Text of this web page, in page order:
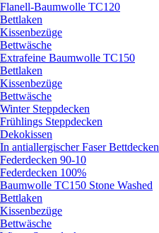
Flanell-Baumwolle TC120
Bettlaken
Kissenbezüge
Bettwäsche
Extrafeine Baumwolle TC150
Bettlaken
Kissenbezüge
Bettwäsche
Winter Steppdecken
Frühlings Steppdecken
Dekokissen
In antiallergischer Faser Bettdecken
Federdecken 90-10
Federdecken 100%
Baumwolle TC150 Stone Washed
Bettlaken
Kissenbezüge
Bettwäsche